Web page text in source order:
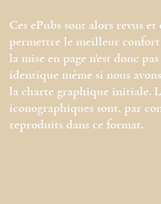
Ces ePubs sont alors revus
permettre le meilleur
la mise en page n'est donc
identique même si nous
la charte graphique initiale.
iconographiques sont, par
reproduits dans ce format.